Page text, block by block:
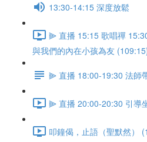
13:30-14:15 深度放鬆
⫸ 直播 15:15 歌唱禪
與我們的內在小孩為友
⫸ 直播 18:00-19:30 法師
⫸ 直播 20:00-20:30 引導
叩鐘偈，止語（聖默然）